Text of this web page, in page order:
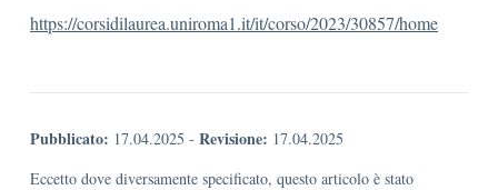
https://corsidilaurea.uniroma1.it/it/corso/2023/30857/home
Pubblicato: 17.04.2025 - Revisione: 17.04.2025
Eccetto dove diversamente specificato, questo articolo è stato